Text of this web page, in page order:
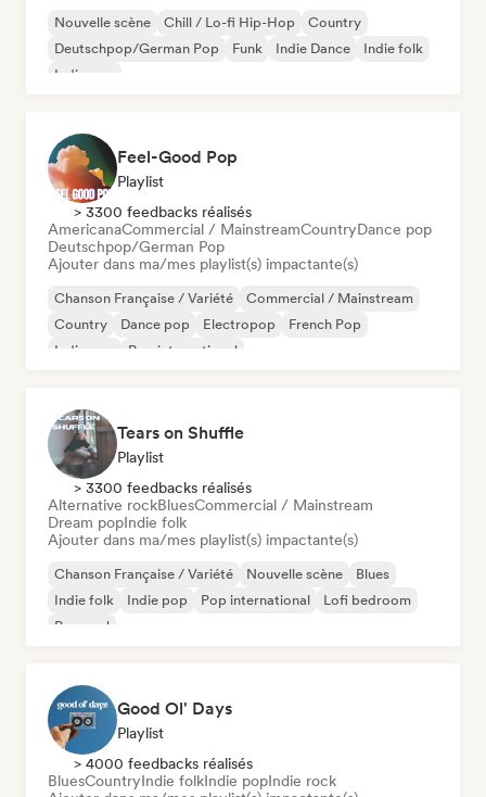
Nouvelle scène Chill / Lo-fi Hip-Hop
Country
Deutschpop/German Pop
Funk Indie Dance
Indie folk
Indie pop
Feel-Good Pop
Playlist
> 3300 feedbacks réalisés
AmericanaCommercial / MainstreamCountryDance pop
Deutschpop/German Pop
Ajouter dans ma/mes playlist(s) impactante(s)
Chanson Française / Variété
Commercial / Mainstream
Country
Dance pop Electropop
French Pop
Indie pop
Pop international
Tears on Shuffle
Playlist
> 3300 feedbacks réalisés
Alternative rockBluesCommercial / Mainstream
Dream popIndie folk
Ajouter dans ma/mes playlist(s) impactante(s)
Chanson Française / Variété Nouvelle scène
Blues
Indie folk
Indie pop Pop international
Lofi bedroom
Pop soul
Good Ol' Days
Playlist
> 4000 feedbacks réalisés
BluesCountryIndie folkIndie popIndie rock